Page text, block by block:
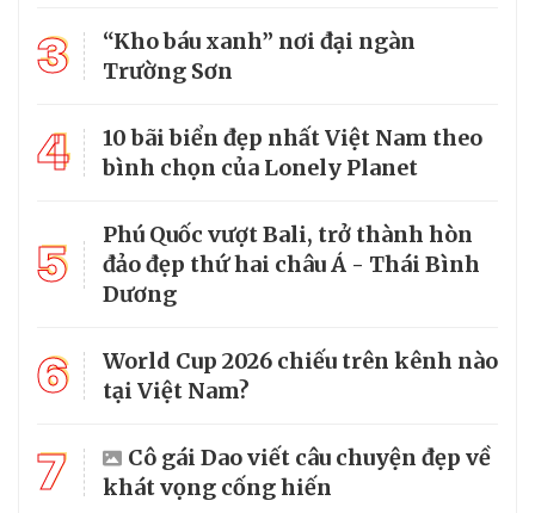
3
“Kho báu xanh” nơi đại ngàn
Trường Sơn
4
10 bãi biển đẹp nhất Việt Nam theo
bình chọn của Lonely Planet
5
Phú Quốc vượt Bali, trở thành hòn
đảo đẹp thứ hai châu Á - Thái Bình
Dương
6
World Cup 2026 chiếu trên kênh nào
tại Việt Nam?
7
Cô gái Dao viết câu chuyện đẹp về
khát vọng cống hiến